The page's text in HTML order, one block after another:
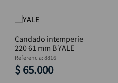
Candado intemperie
220 61 mm B YALE
Referencia: 8816
$ 65.000